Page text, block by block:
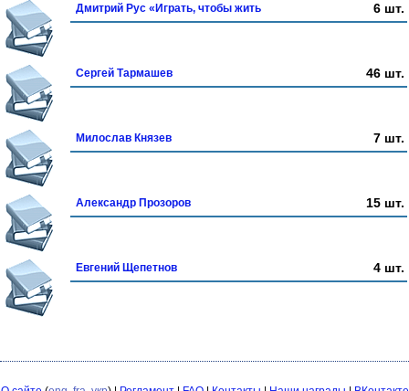
Дмитрий Рус «Играть, чтобы жить 6 шт.
Сергей Тармашев 46 шт.
Милослав Князев 7 шт.
Александр Прозоров 15 шт.
Евгений Щепетнов 4 шт.